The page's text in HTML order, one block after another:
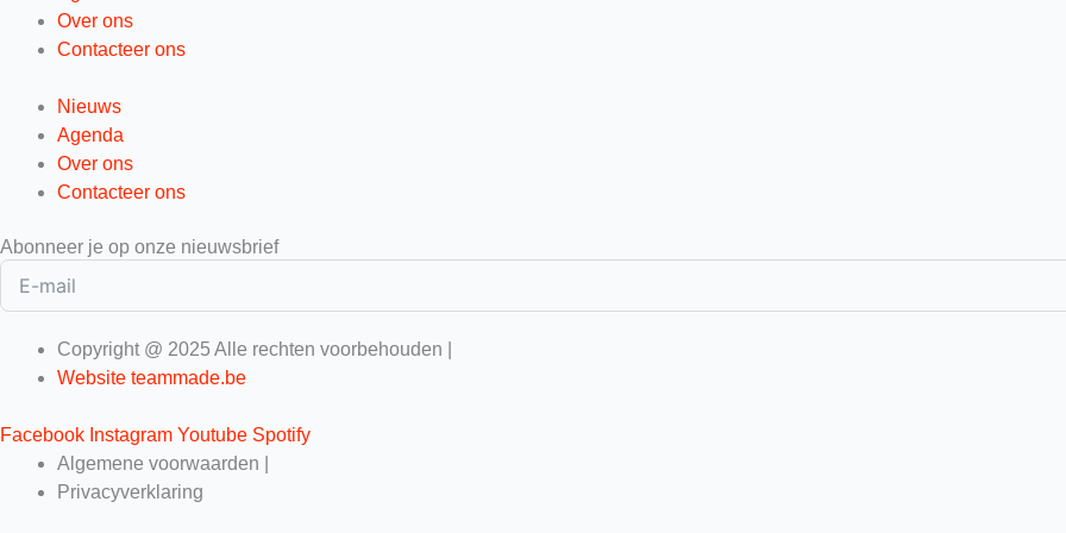
Over ons
Contacteer ons
Nieuws
Agenda
Over ons
Contacteer ons
Abonneer je op onze nieuwsbrief
Copyright @ 2025 Alle rechten voorbehouden |
Website teammade.be
Facebook Instagram Youtube Spotify
Algemene voorwaarden |
Privacyverklaring